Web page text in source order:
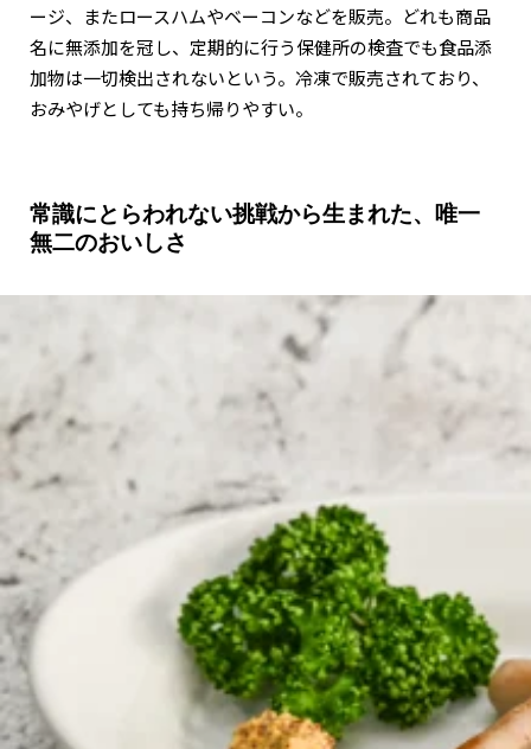
ージ、またロースハムやベーコンなどを販売。どれも商品
名に無添加を冠し、定期的に行う保健所の検査でも食品添
加物は一切検出されないという。冷凍で販売されており、
おみやげとしても持ち帰りやすい。
常識にとらわれない挑戦から生まれた、唯一
無二のおいしさ